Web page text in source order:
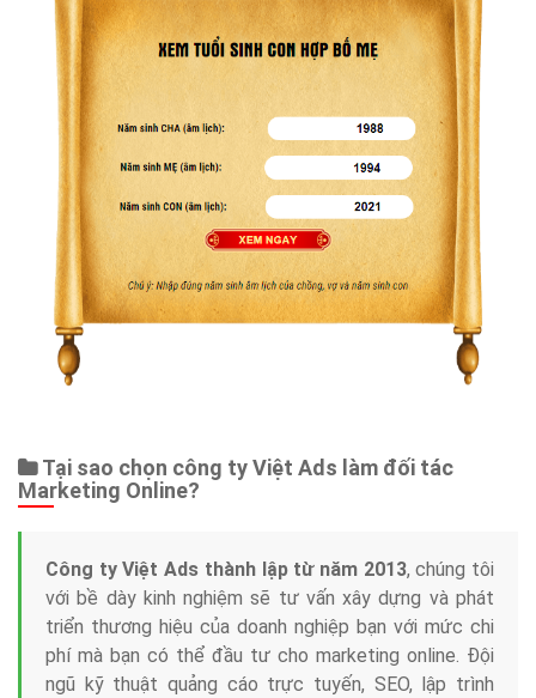
Tại sao chọn công ty Việt Ads làm đối tác
Marketing Online?
Công ty Việt Ads thành lập từ năm 2013, chúng tôi
với bề dày kinh nghiệm sẽ tư vấn xây dựng và phát
triển thương hiệu của doanh nghiệp bạn với mức chi
phí mà bạn có thể đầu tư cho marketing online. Đội
ngũ kỹ thuật quảng cáo trực tuyến, SEO, lập trình